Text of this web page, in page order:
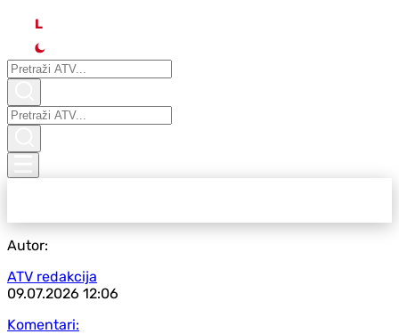
L
Autor:
ATV redakcija
09.07.2026 12:06
Komentari: